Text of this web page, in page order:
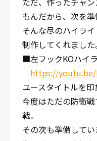
もんだから、次を準
そんな尽のハイラ
制作してくれました
■左フックKOハイ
https://youtu.be/
ユースタイトルを印
今度はただの防衛
戦。
その次も準備してい